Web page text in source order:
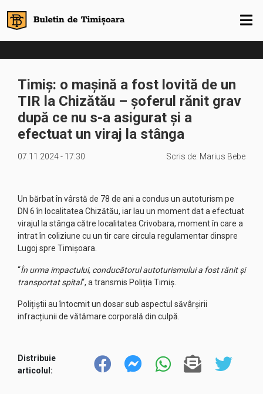
Timiș: o mașină a fost lovită de un
TIR la Chizătău – șoferul rănit grav
după ce nu s-a asigurat și a
efectuat un viraj la stânga
07.11.2024 - 17:30 Scris de: Marius Bebe
Un bărbat în vârstă de 78 de ani a condus un autoturism pe
DN 6 în localitatea Chizătău, iar lau un moment dat a efectuat
virajul la stânga către localitatea Crivobara, moment în care a
intrat în coliziune cu un tir care circula regulamentar dinspre
Lugoj spre Timișoara.
“În urma impactului, conducătorul autoturismului a fost rănit și
transportat spital“, a transmis Poliția Timiș.
Polițiștii au întocmit un dosar sub aspectul săvârșirii
infracțiunii de vătămare corporală din culpă.
Distribuie
articolul: